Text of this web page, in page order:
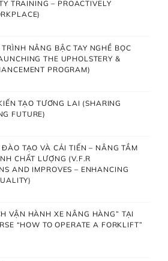
TRAINING – PROACTIVELY
NÂNG BẬC TAY NGHỀ BỌC
THE UPHOLSTERY &
PROGRAM)
TẠO TƯƠNG LAI (SHARING
FUTURE)
TẠO VÀ CẢI TIẾN – NÂNG TẦM
CHẤT LƯỢNG (V.F.R
AND IMPROVES – ENHANCING
VẬN HÀNH XE NÂNG HÀNG” TẠI
“HOW TO OPERATE A FORKLIFT”